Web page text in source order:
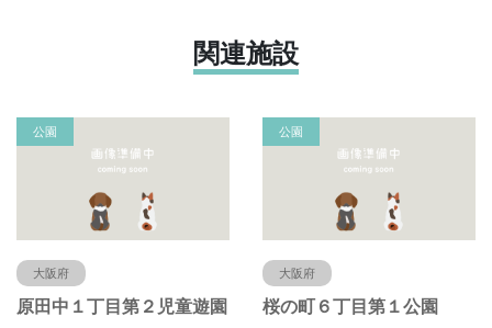
関連施設
公園
大阪府
原田中１丁目第２児童遊園
公園
大阪府
桜の町６丁目第１公園